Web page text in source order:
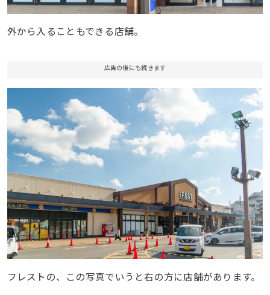
外から入ることもできる店舗。
広告の後にも続きます
フレストの、この写真でいうと右の方に店舗があります。